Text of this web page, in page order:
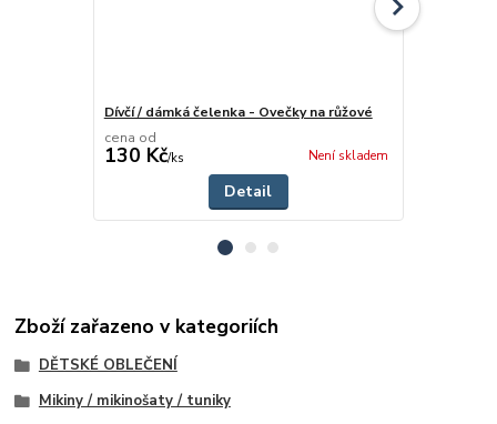
Dívčí / dámká čelenka - Ovečky na růžové
cena od
130 Kč/ks Není skladem
Detail
Zboží zařazeno v kategoriích
DĚTSKÉ OBLEČENÍ
Mikiny / mikinošaty / tuniky